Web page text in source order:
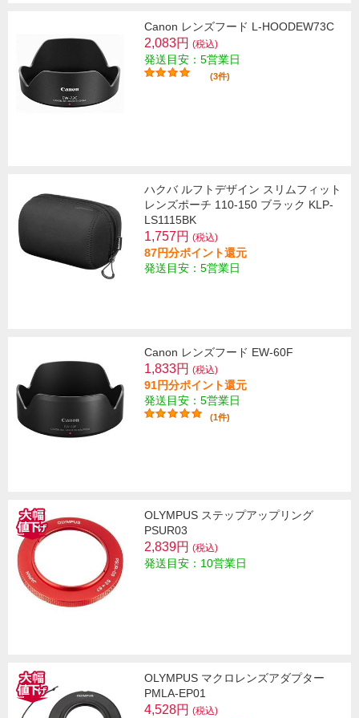
Canon レンズフード L-HOODEW73C
2,083円 (税込)
発送目安：5営業日
(3件)
ハクバ ルフトデザイン スリムフィット
レンズポーチ 110-150 ブラック KLP-
LS1115BK
1,757円 (税込)
87円分ポイント還元
発送目安：5営業日
Canon レンズフード EW-60F
1,833円 (税込)
91円分ポイント還元
発送目安：5営業日
(1件)
OLYMPUS ステップアップリング
PSUR03
2,839円 (税込)
発送目安：10営業日
OLYMPUS マクロレンズアダプター
PMLA-EP01
4,528円 (税込)